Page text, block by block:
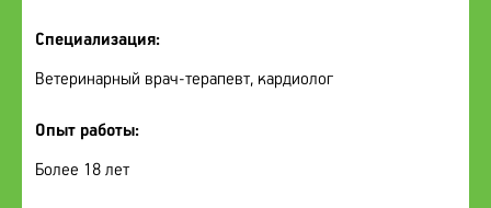
Специализация:
Ветеринарный врач-терапевт, кардиолог
Опыт работы:
Более 18 лет